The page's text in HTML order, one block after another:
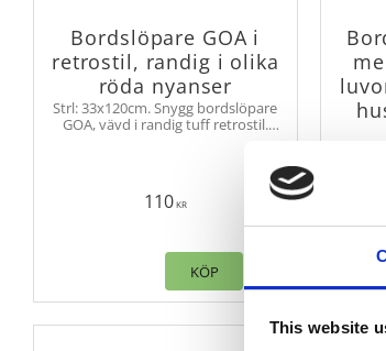
This website
Bordslöpare GOA i
retrostil, randig i olika
röda nyanser
Strl: 33x120cm. Snygg bordslöpare
GOA, vävd i randig tuff retrostil.
110KR
Lägg till i
KÖP